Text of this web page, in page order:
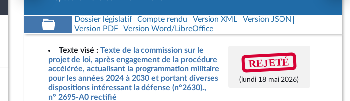
Dossier législatif Compte rendu Version XML
Version JSON
Version PDF
Version Word/LibreOffice
Texte visé : Texte de la commission sur le
projet de loi, après engagement de la procédure
accélérée, actualisant la programmation militaire
pour les années 2024 à 2030 et portant diverses
dispositions intéressant la défense (n°2630).,
n° 2695-A0 rectifié
REJETÉ
(lundi 18 mai 2026)